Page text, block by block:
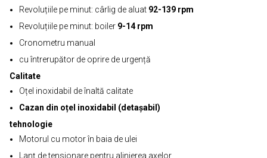
Revoluțiile pe minut: cârlig de aluat 92-139 rpm
Revoluțiile pe minut: boiler 9-14 rpm
Cronometru manual
cu întrerupător de oprire de urgență
Calitate
Oțel inoxidabil de înaltă calitate
Cazan din oțel inoxidabil (detașabil)
tehnologie
Motorul cu motor în baia de ulei
Lanț de tensionare pentru alinierea axelor